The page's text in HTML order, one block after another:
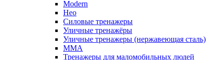
Modern
Нео
Силовые тренажеры
Уличные тренажёры
Уличные тренажеры (нержавеющая сталь)
ММА
Тренажеры для маломобильных людей